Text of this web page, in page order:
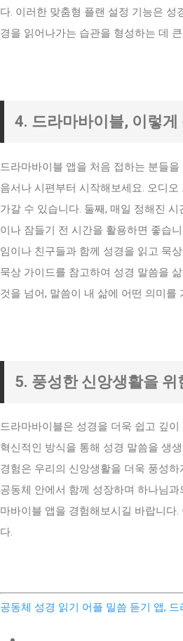
다. 이러한 맞춤형 플랜 설정 기능은
경을 읽어나가는 습관을 형성하는 데
4. 드라마바이블, 이렇게
드라마바이블 앱을 처음 접하는 분들
음서나 시편부터 시작해보세요. 오디
가갈 수 있습니다. 둘째, 매일 정해진
이나 잠들기 전 시간을 활용하면 좋습
임이나 친구들과 함께 성경을 읽고 묵
묵상 가이드를 참고하여 성경 말씀을
것을 넘어, 말씀이 내 삶에 어떤 의미를
5. 풍성한 신앙생활을 위
드라마바이블은 성경을 더욱 쉽고 깊
혁신적인 방식을 통해 성경 말씀을 생
경험은 우리의 신앙생활을 더욱 풍성
공동체 안에서 함께 성장하며 하나님
마바이블 앱을 경험해보시길 바랍니다
다.
공동체 성경 읽기 어플 밀씀 듣기 앱, 드